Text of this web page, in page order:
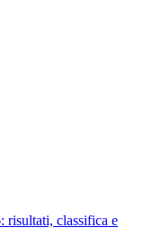
risultati, classifica e